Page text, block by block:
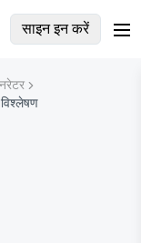
साइन इन करें